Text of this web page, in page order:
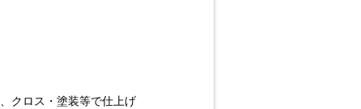
クロス・塗装等で仕上げ